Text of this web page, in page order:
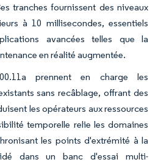
tranches fournissent des niveaux
à 10 millisecondes, essentiels
avancées telles que la
en réalité augmentée.
prennent en charge les
sans recâblage, offrant des
les opérateurs aux ressources
temporelle relie les domaines
les points d'extrémité à la
dans un banc d'essai multi-